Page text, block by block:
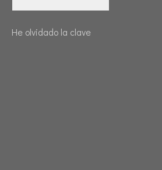
He olvidado la clave